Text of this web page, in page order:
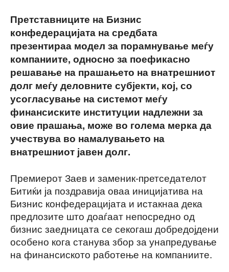
Претставниците на Бизнис
конфедерацијата на средбата
презентираа модел за порамнување меѓу
компаниите, односно за поефикасно
решавање на прашањето на внатрешниот
долг меѓу деловните субјекти, кој, со
усогласување на системот меѓу
финансиските институции надлежни за
овие прашања, може во голема мерка да
учествува во намалувањето на
внатрешниот јавен долг.
Премиерот Заев и заменик-претседателот
Битиќи ја поздравија оваа иницијатива на
Бизнис конфедерацијата и истакнаа дека
предлозите што доаѓаат непосредно од
бизнис заедницата се секогаш добредојдени
особено кога станува збор за унапредување
на финансиското работење на компаниите.